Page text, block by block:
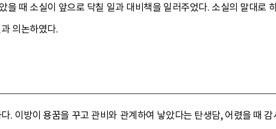
때 소실이 앞으로 닥칠 일과 대비책을 일러주었다. 소실의 말대로
의논하였다.
. 이방이 용꿈을 꾸고 관비와 관계하여 낳았다는 탄생담, 어렸을 때